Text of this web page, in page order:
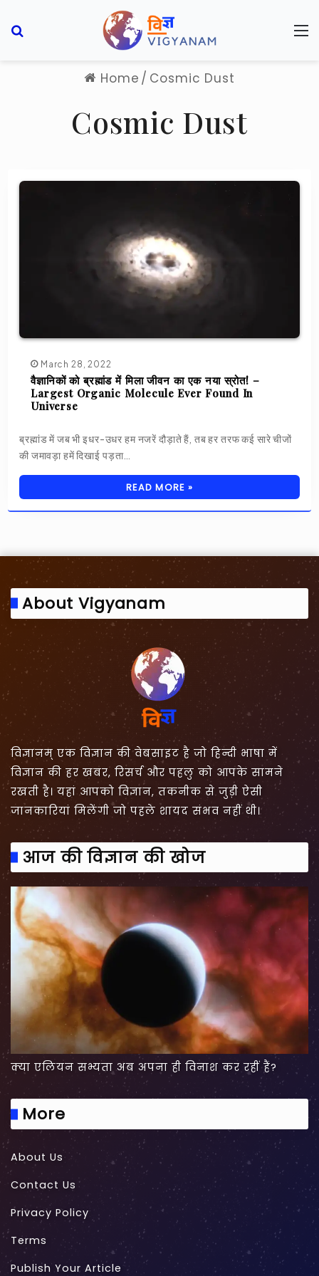
Home / Cosmic Dust
Cosmic Dust
March 28, 2022
वैज्ञानिकों को ब्रह्मांड में मिला जीवन का एक नया स्रोत! –
Largest Organic Molecule Ever Found In
Universe
ब्रह्मांड में जब भी इधर-उधर हम नजरें दौड़ाते हैं, तब हर तरफ कई सारे चीजों
की जमावड़ा हमें दिखाई पड़ता…
READ MORE »
About Vigyanam
विज्ञानम् एक विज्ञान की वेबसाइट है जो हिन्दी भाषा में
विज्ञान की हर खबर, रिसर्च और पहलु को आपके सामने
रखती है। यहां आपको विज्ञान, तकनीक से जुड़ी ऐसी
जानकारियां मिलेंगी जो पहले शायद संभव नहीं थी।
आज की विज्ञान की खोज
क्या एलियन सभ्यता अब अपना ही विनाश कर रहीं हैं?
More
About Us
Contact Us
Privacy Policy
Terms
Publish Your Article